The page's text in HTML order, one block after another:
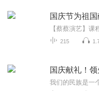
国庆节为祖
215
国庆献礼！